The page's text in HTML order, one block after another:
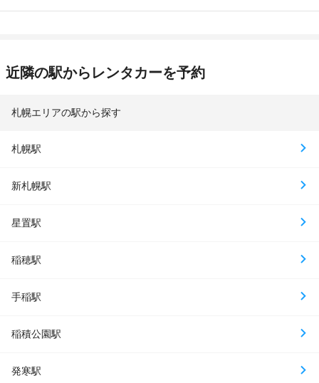
近隣の駅からレンタカーを予約
札幌エリアの駅から探す
札幌駅
新札幌駅
星置駅
稲穂駅
手稲駅
稲積公園駅
発寒駅